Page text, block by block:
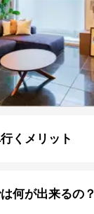
くメリット
何が出来るの？